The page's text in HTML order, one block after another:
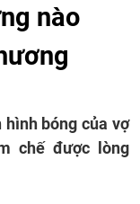
nào
bóng của vợ
chế được lòng